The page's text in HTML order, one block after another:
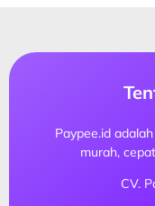
Paypee.id
murah,
CV.